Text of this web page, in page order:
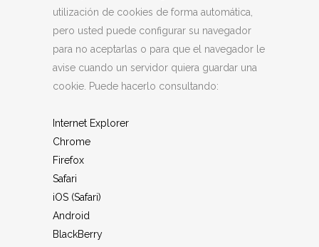
utilización de cookies de forma automática,
pero usted puede configurar su navegador
para no aceptarlas o para que el navegador le
avise cuando un servidor quiera guardar una
cookie. Puede hacerlo consultando:
Internet Explorer
Chrome
Firefox
Safari
iOS (Safari)
Android
BlackBerry